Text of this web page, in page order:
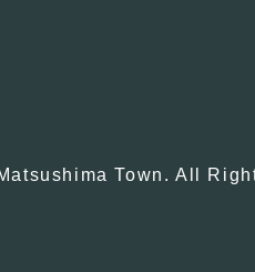
Town. All